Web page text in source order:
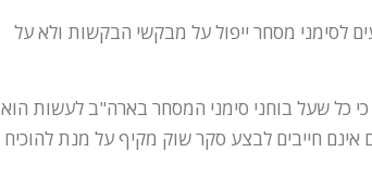
לסימני מסחר ייפול על מבקשי הבקשות ולא על
כי כל שעל בוחני סימני המסחר בארה"ב לעשות הוא
חייבים לבצע סקר שוק מקיף על מנת להוכיח